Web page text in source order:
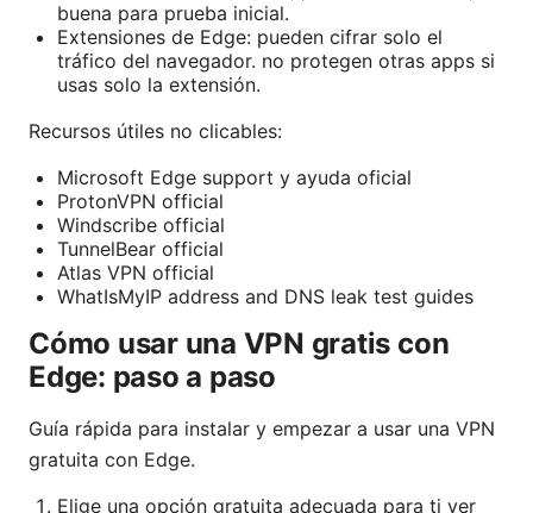
buena para prueba inicial.
Extensiones de Edge: pueden cifrar solo el
tráfico del navegador. no protegen otras apps si
usas solo la extensión.
Recursos útiles no clicables:
Microsoft Edge support y ayuda oficial
ProtonVPN official
Windscribe official
TunnelBear official
Atlas VPN official
WhatIsMyIP address and DNS leak test guides
Cómo usar una VPN gratis con
Edge: paso a paso
Guía rápida para instalar y empezar a usar una VPN
gratuita con Edge.
Elige una opción gratuita adecuada para ti ver